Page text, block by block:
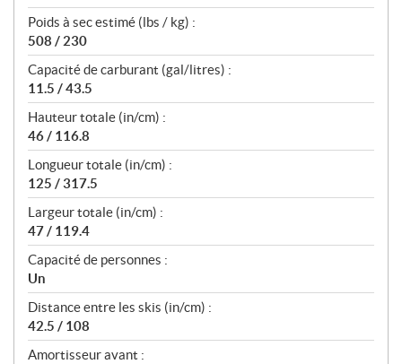
Poids à sec estimé (lbs / kg) :
508 / 230
Capacité de carburant (gal/litres) :
11.5 / 43.5
Hauteur totale (in/cm) :
46 / 116.8
Longueur totale (in/cm) :
125 / 317.5
Largeur totale (in/cm) :
47 / 119.4
Capacité de personnes :
Un
Distance entre les skis (in/cm) :
42.5 / 108
Amortisseur avant :